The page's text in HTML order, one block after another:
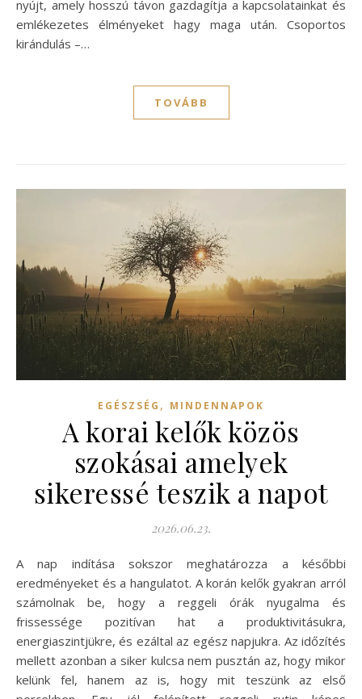
nyújt, amely hosszú távon gazdagítja a kapcsolatainkat és
emlékezetes élményeket hagy maga után. Csoportos
kirándulás –…
TOVÁBB
EGÉSZSÉG , MINDENNAPOK
A korai kelők közös
szokásai amelyek
sikeressé teszik a napot
2026.06.23.
A nap indítása sokszor meghatározza a későbbi
eredményeket és a hangulatot. A korán kelők gyakran arról
számolnak be, hogy a reggeli órák nyugalma és
frissessége pozitívan hat a produktivitásukra,
energiaszintjükre, és ezáltal az egész napjukra. Az időzítés
mellett azonban a siker kulcsa nem pusztán az, hogy mikor
kelünk fel, hanem az is, hogy mit teszünk az első